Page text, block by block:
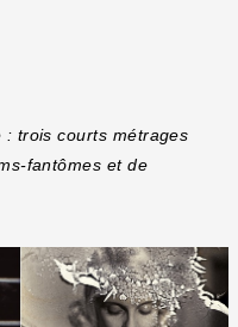
trois courts métrages
fantômes et de